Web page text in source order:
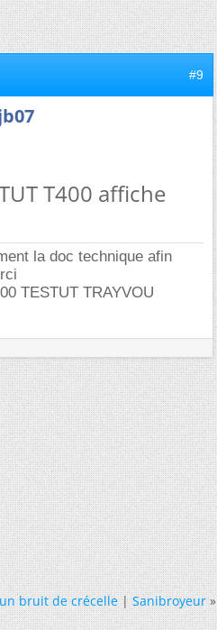
#9
T400 affiche
la doc technique afin
TESTUT TRAYVOU
bruit de crécelle|Sanibroyeur »